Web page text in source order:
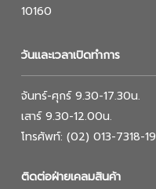
10160
วันและเวลาเปิดทำการ
จันทร์-ศุกร์ 9.30-17.30น.
เสาร์ 9.30-12.00น.
โทรศัพท์: (02) 013-7318-19
ติดต่อฝ่ายเคลมสินค้า